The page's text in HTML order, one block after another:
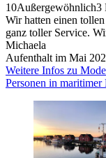
10Außergewöhnlich3
Wir hatten einen
ganz toller Service.
Michaela
Aufenthalt im Mai
Weitere Infos zu
Personen in maritimer